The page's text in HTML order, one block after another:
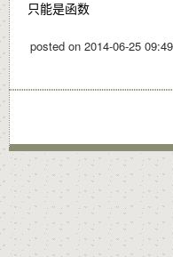
只能是函数
posted on 2014-06-25 09:49